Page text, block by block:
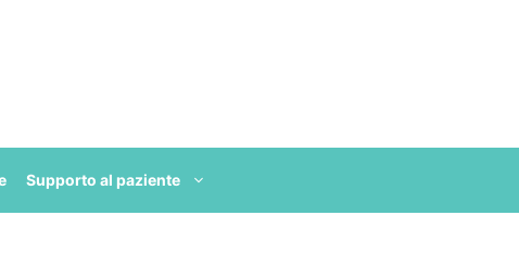
Supporto al paziente